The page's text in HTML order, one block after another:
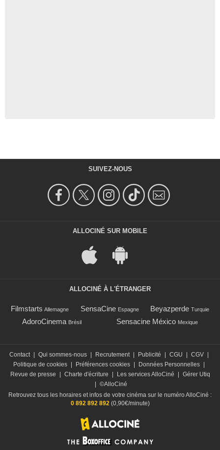
SUIVEZ-NOUS
ALLOCINÉ SUR MOBILE
ALLOCINÉ À L'ÉTRANGER
Filmstarts Allemagne SensaCine Espagne Beyazperde Turquie
AdoroCinema Brésil Sensacine México Mexique
Contact Qui sommes-nous Recrutement Publicité CGU CGV
Politique de cookies
Préférences cookies Données Personnelles
Revue de presse
Charte d'écriture Les services AlloCiné
Gérer Utiq
©AlloCiné
Retrouvez tous les horaires et infos de votre cinéma sur le numéro AlloCiné :
0 892 892 892(0,90€/minute)